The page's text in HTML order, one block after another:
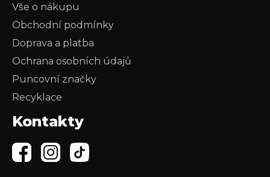
Vše o nákupu
Obchodní podmínky
Doprava a platba
Ochrana osobních údajů
Puncovní značky
Recyklace
Kontakty